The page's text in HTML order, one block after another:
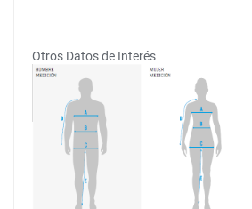
Otros Datos de Interés